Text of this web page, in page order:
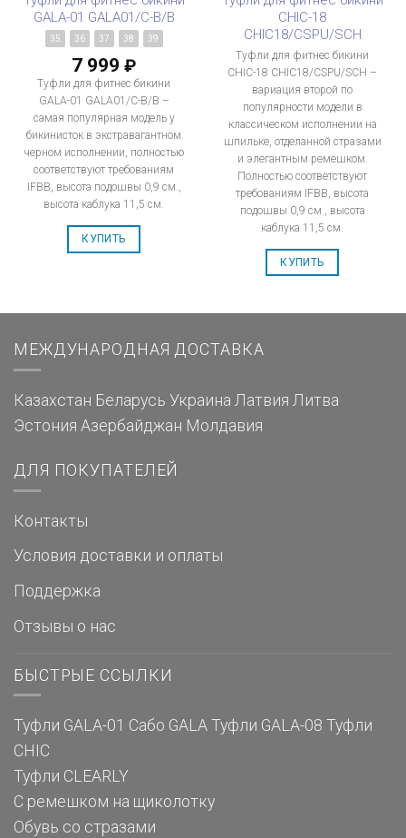
GALA-01 GALA01/C-B/B
35 36 37 38 39
7 999 ₽
Туфли для фитнес бикини
GALA-01 GALA01/C-B/B –
самая популярная модель у
бикинисток в экстравагантном
черном исполнении, полностью
соответствуют требованиям
IFBB, высота подошвы 0,9 см.,
высота каблука 11,5 см.
КУПИТЬ
CHIC-18
CHIC18/CSPU/SCH
Туфли для фитнес бикини
CHIC-18 CHIC18/CSPU/SCH –
вариация второй по
популярности модели в
классическом исполнении на
шпильке, отделанной стразами
и элегантным ремешком.
Полностью соответствуют
требованиям IFBB, высота
подошвы 0,9 см., высота
каблука 11,5 см.
КУПИТЬ
МЕЖДУНАРОДНАЯ ДОСТАВКА
Казахстан Беларусь Украина Латвия Литва
Эстония Азербайджан Молдавия
ДЛЯ ПОКУПАТЕЛЕЙ
Контакты
Условия доставки и оплаты
Поддержка
Отзывы о нас
БЫСТРЫЕ ССЫЛКИ
Туфли GALA-01 Сабо GALA Туфли GALA-08 Туфли
CHIC
Туфли CLEARLY
С ремешком на щиколотку
Обувь со стразами